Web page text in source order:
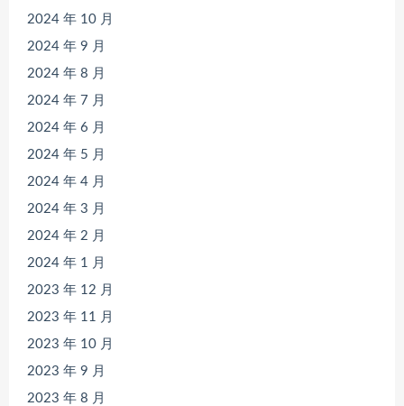
2024 年 10 月
2024 年 9 月
2024 年 8 月
2024 年 7 月
2024 年 6 月
2024 年 5 月
2024 年 4 月
2024 年 3 月
2024 年 2 月
2024 年 1 月
2023 年 12 月
2023 年 11 月
2023 年 10 月
2023 年 9 月
2023 年 8 月